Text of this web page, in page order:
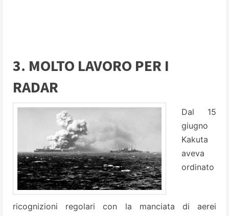
3. MOLTO LAVORO PER I
RADAR
Dal 15
giugno
Kakuta
aveva
ordinato
ricognizioni regolari con la manciata di aerei